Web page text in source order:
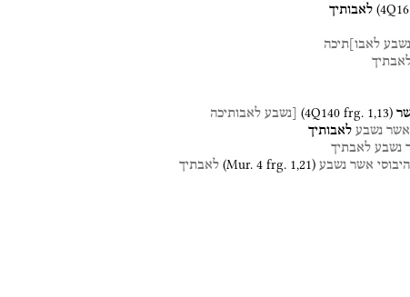
(4Q16 לאבותיך
נשבע לאבו]תיכה
(4Q140 frg. 1,13) [נשבע לאבותיכה
אשר נשבע לאבותיך
נשבע לאבתיך
אשר נשבע (Mur. 4 frg. 1,21) לאבתיך